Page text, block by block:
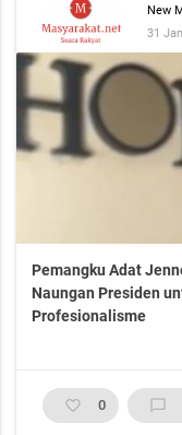
New
31
Pemangku Adat
Naungan Presiden
Profesionalisme
favorite_border 0 chat_bubble_outline